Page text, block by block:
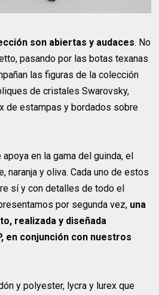
son abiertas y audaces. No
pasando por las botas texanas
las figuras de la colección
de cristales Swarovsky,
de estampas y bordados sobre
en la gama del guinda, el
naranja y oliva. Cada uno de estos
sí y con detalles de todo el
por segunda vez, una
realizada y diseñada
en conjunción con nuestros
y polyester, lycra y lurex que